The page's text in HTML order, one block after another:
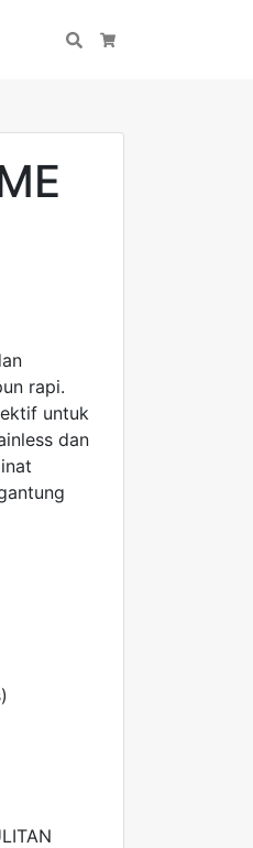
Search
rapi.
untuk
dan